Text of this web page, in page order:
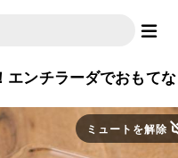
エンチラーダでおもてな
ミュートを解除